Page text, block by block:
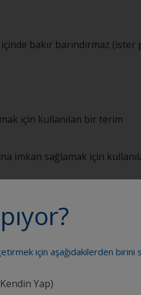
bakır barındırmaz
için kullanılan bir terim
imkan sağlamak için
aktivatör olmayan
eder, son zamanlarda
Bakır tiyosiyanat
için aşağıdakilerden birini
Yap)